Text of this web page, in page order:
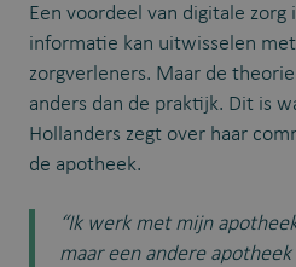
Een voordeel van digitale zorg
informatie kan uitwisselen
zorgverleners. Maar de
anders dan de praktijk. Dit is
Hollanders zegt over haar
de apotheek.
“Ik werk met mijn
maar een andere